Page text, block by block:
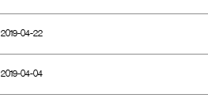
2019-04-22
2019-04-04